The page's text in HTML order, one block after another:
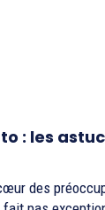
: les
des